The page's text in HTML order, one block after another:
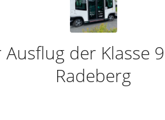
der Klasse
Radeberg